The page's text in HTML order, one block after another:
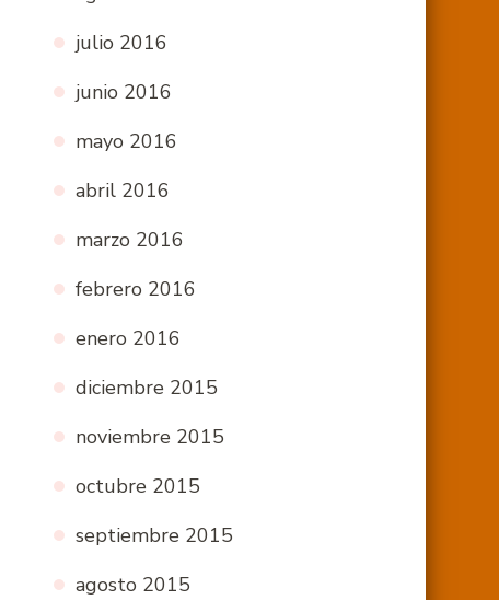
julio 2016
junio 2016
mayo 2016
abril 2016
marzo 2016
febrero 2016
enero 2016
diciembre 2015
noviembre 2015
octubre 2015
septiembre 2015
agosto 2015